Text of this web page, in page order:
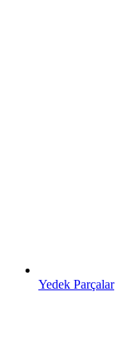
Yedek Parçalar